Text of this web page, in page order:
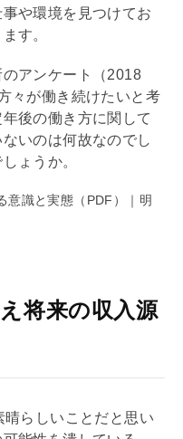
や環境を見つけてお
す。
アンケート（2018
々が働き続けたいと考
後の働き方に関して
いのは何故なのでし
ょうか。
意識と実態（PDF）｜明
将来の収入源
らしいことだと思い